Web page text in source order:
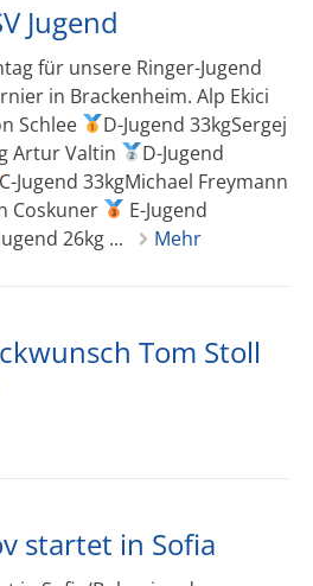
Jugend
für unsere Ringer-Jugend
in Brackenheim. Alp Ekici
Schlee
D-Jugend 33kgSergej
Artur Valtin
D-Jugend
C-Jugend 33kgMichael Freymann
Coskuner
E-Jugend
26kg ... Mehr
Tom Stoll
startet in Sofia